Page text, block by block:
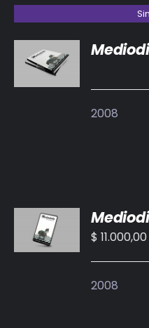
DETALLES
2008
AL
CARRITO
/
$ 11.000,00
2008